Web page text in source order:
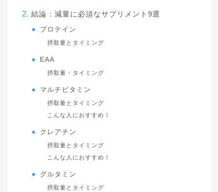
結論：減量に必須なサプリメント9選
プロテイン
摂取量とタイミング
EAA
摂取量・タイミング
マルチビタミン
摂取量とタイミング
こんな人におすすめ！
クレアチン
摂取量とタイミング
こんな人におすすめ！
グルタミン
摂取量とタイミング